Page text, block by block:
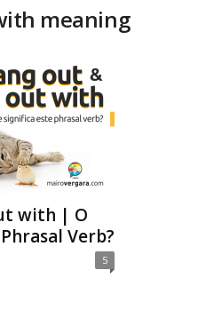
meaning
with | O
Verb?
5